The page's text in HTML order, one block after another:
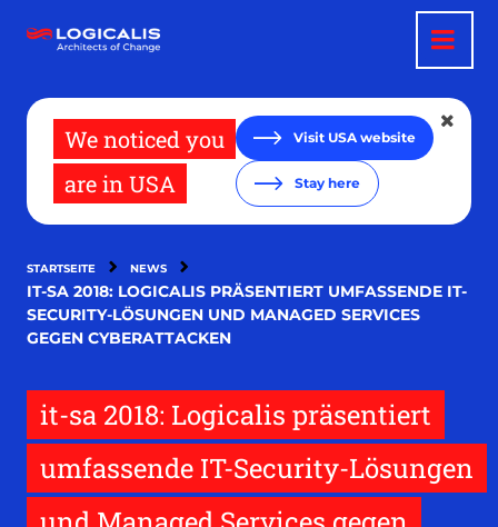
zum
Inhalt
We noticed you
are in USA
Visit USA website
Stay here
STARTSEITE NEWS
IT-SA 2018: LOGICALIS PRÄSENTIERT UMFASSENDE IT-
SECURITY-LÖSUNGEN UND MANAGED SERVICES
GEGEN CYBERATTACKEN
it-sa 2018: Logicalis präsentiert
umfassende IT-Security-Lösungen